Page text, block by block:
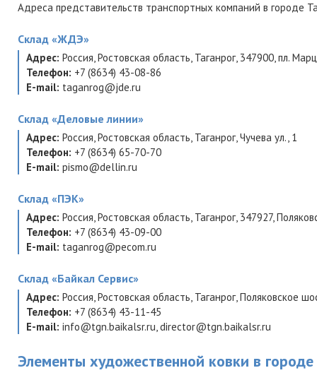
Адреса представительств транспортных компаний в городе
Склад «ЖДЭ»
Адрес: Россия,Ростовская область, Таганрог, 347900,пл.
Телефон: +7 (8634) 43-08-86
E-mail: taganrog@jde.ru
Склад «Деловые линии»
Адрес: Россия,Ростовская область, Таганрог,Чучева ул., 1
Телефон: +7 (8634) 65-70-70
E-mail: pismo@dellin.ru
Склад «ПЭК»
Адрес: Россия,Ростовская область, Таганрог, 347927,
Телефон: +7 (8634) 43-09-00
E-mail: taganrog@pecom.ru
Склад «Байкал Сервис»
Адрес: Россия,Ростовская область, Таганрог,Поляковское
Телефон: +7 (8634) 43-11-45
E-mail: info@tgn.baikalsr.ru,director@tgn.baikalsr.ru
Элементы художественной ковки в городе